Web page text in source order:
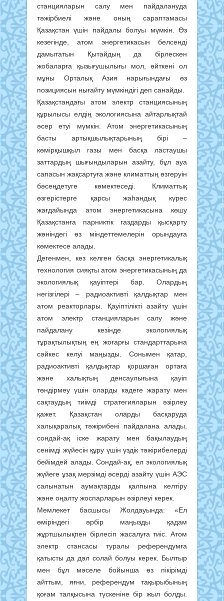
станцияларын салу мен пайдалануда
тәжірбиелі және оның сараптамасы
Қазақстан үшін пайдалы болуы мүмкін. Өз
кезегінде, атом энергетикасын белсенді
дамытатын Қытайдың да бірлескен
жобаларға қызығушылығы мол, өйткені ол
мұны Орталық Азия нарығындағы өз
позициясын нығайту мүмкіндігі деп санайды.
Қазақстандағы атом электр станциясының
құрылысы елдің экологиясына айтарлықтай
әсер етуі мүмкін. Атом энергетикасының
басты артықшылықтарының бірі –
көмірқышқыл газы мен басқа ластаушы
заттардың шығындыларын азайту, бұл ауа
сапасын жақсартуға және климаттың өзгеруін
бәсеңдетуге көмектеседі. Климаттық
өзгерістерге қарсы жаһандық күрес
жағдайында атом энергетикасына көшу
Қазақстанға парниктік газдарды қысқарту
жөніндегі өз міндеттемелерін орындауға
көмектесе алады.
Дегенмен, кез келген басқа энергетикалық
технология сияқты атом энергетикасының да
экологиялық қауіптері бар. Олардың
негізгілері – радиоактивті қалдықтар мен
атом реакторлары. Қауіптілікті азайту үшін
атом электр станцияларын салу және
пайдалану кезінде экологиялық
тұрақтылықтың ең жоғарғы стандарттарына
сәйкес келуі маңызды. Сонымен қатар,
радиоактивті қалдықтар қоршаған ортаға
және халықтың денсаулығына қауіп
төндірмеу үшін оларды кәдеге жарату мен
сақтаудың тиімді стратегияларын әзірлеу
қажет. Қазақстан оларды басқаруда
халықаралық тәжірибені пайдалана алады,
сондай-ақ іске жарату мен бақылаудың
сенімді жүйесін құру үшін үздік тәжірибелерді
бейімдей алады. Сондай-ақ, ел экологиялық
жүйеге ұзақ мерзімді әсерді азайту үшін АЭС
салынатын аумақтарды қалпына келтіру
және оңалту жоспарларын әзірлеуі керек.
Мемлекет басшысы Жолдауында: «Ел
өміріндегі әрбір маңызды қадам
жұртшылықпен бірлесіп жасалуға тиіс. Атом
электр стансасы туралы референдумға
қатысты да дәл солай болуы керек. Былтыр
мен бұл мәселе бойынша өз пікірімді
айттым, яғни, референдум тақырыбының
қоғам талқысына түскеніне бір жыл болды.